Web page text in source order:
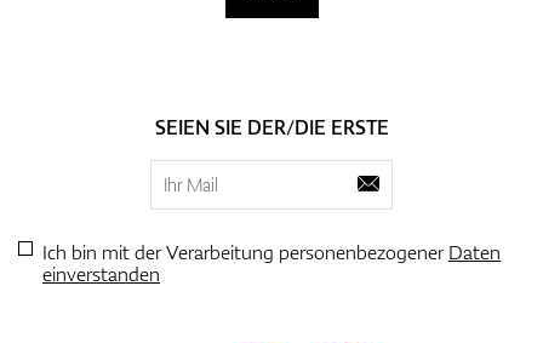
SEIEN SIE DER/DIE ERSTE
Ich bin mit der Verarbeitung personenbezogenerDaten
einverstanden